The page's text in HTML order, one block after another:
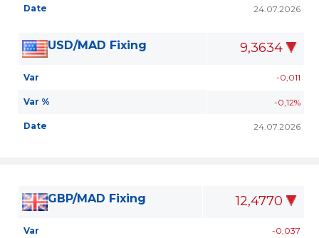
Date 24.07.2026
USD/MAD Fixing 9,3634
Var -0,011
Var % -0,12%
Date 24.07.2026
GBP/MAD Fixing 12,4770
Var -0,037